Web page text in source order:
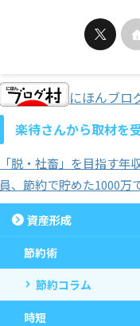
にほんブロ
楽待さんから取材を
「脱・社畜」を目指す年
員、節約で貯めた1000万
資産形成
節約術
節約コラム
時短